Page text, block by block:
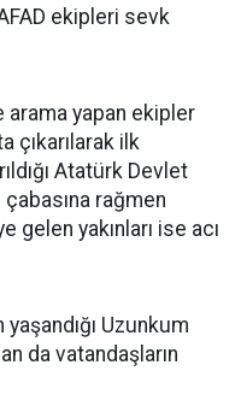
ekipleri sevk
yapan ekipler
çıkarılarak ilk
Atatürk Devlet
rağmen
gelen yakınları ise acı
Uzunkum
da vatandaşların